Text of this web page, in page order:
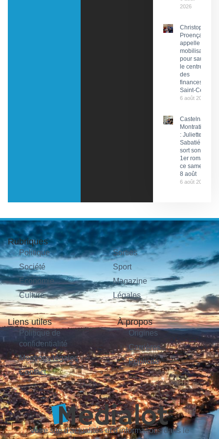
2026
Christophe
Proença
appelle à la
mobilisation
pour sauver
le centre
des
finances de
Saint-Céré
6 août 2026
Castelnau-
Montratier
: Juliette
Sabatié
sort son
1er roman
ce samedi
8 août
6 août 2026
Rubriques
Politique
Société
Économie
Culture
Sorties
Sport
Magazine
Légales
Liens utiles
Politique de
confidentialité
Mentions légales
Contact
À propos
Origines
Carrières
Publicité
Votre site d'actualités et d'informations dans le